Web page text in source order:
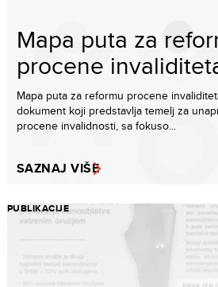
Mapa puta za
procene
Mapa puta za reformu procene
dokument koji predstavlja temelj za
procene invalidnosti, sa fokuso...
SAZNAJ VIŠE
PUBLIKACIJE